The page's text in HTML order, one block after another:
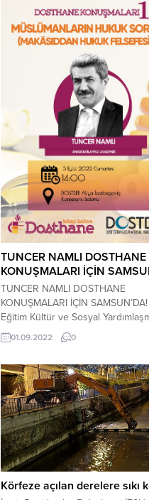
TUNCER NAMLI DOSTHANE
KONUŞMALARI İÇİN
TUNCER NAMLI DOSTHANE
KONUŞMALARI İÇİN
Eğitim Kültür ve Sosyal
Derneği (DOSTDER), Anadolu
Akademisi’nden Tuncer Namlı’yı
beşinci programını
Hukuk Sorunu (Makāsıddan
Felsefesine)” başlığıyla hukuk
düşüncesinin gelişim ve
konusuna ayırıyor. Dernek
yapılan açıklamada yer alan
Anadolu İlahiyat...
01.09.2022 0
Körfeze açılan derelere sıkı